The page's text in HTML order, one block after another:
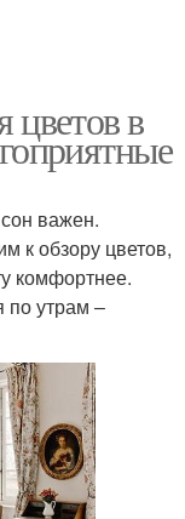
цветов в
важен.
к обзору цветов,
комфортнее.
по утрам ‒